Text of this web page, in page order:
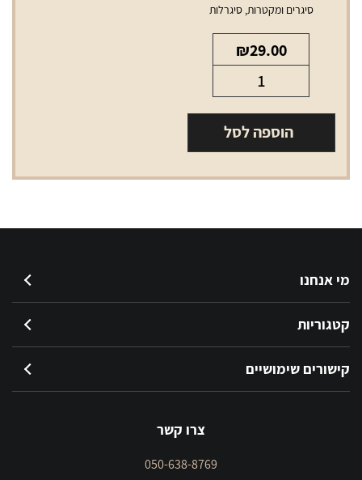
סיגרים ומקטרות,סיגרלות
₪29.00
של
סיגרלות
קרם
הוספה לסל
מי אנחנו
קטגוריות
קישורים שימושיים
צרו קשר
050-638-8769